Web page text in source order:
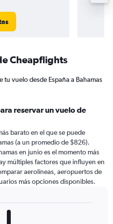
Cheapflights
tu vuelo desde España a Bahamas
reservar un vuelo de
barato en el que se puede
(a un promedio de $826).
en junio es el momento más
múltiples factores que influyen en
aerolíneas, aeropuertos de
más opciones disponibles.